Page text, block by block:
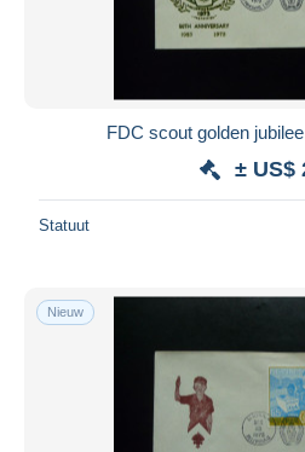
FDC scout golden
± US$
Statuut
Nieuw